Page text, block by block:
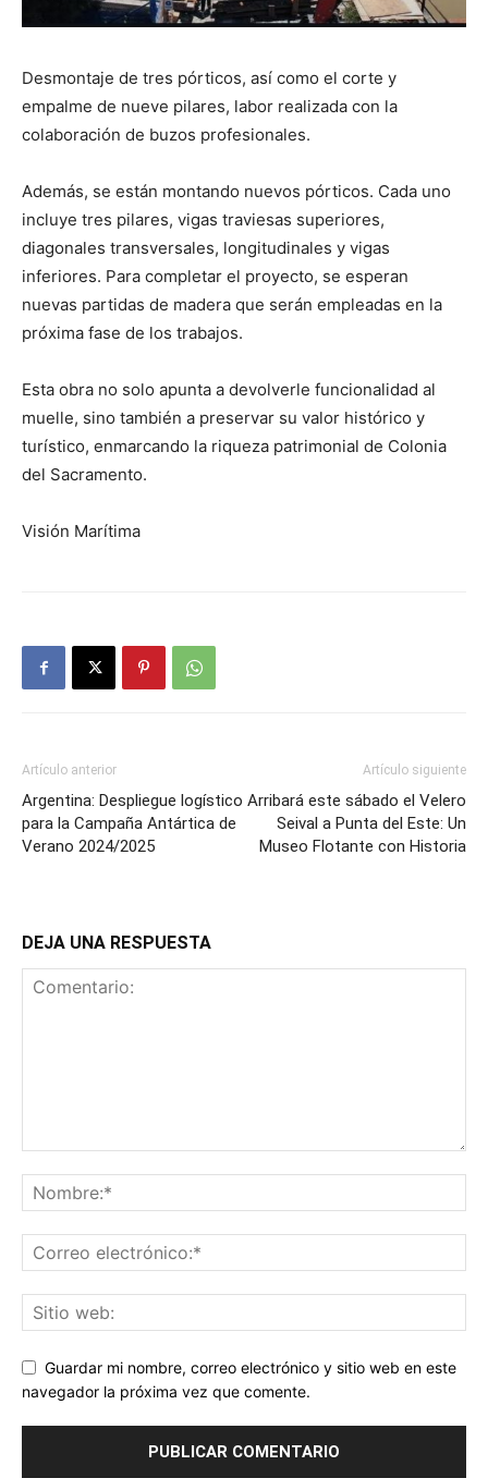
Desmontaje de tres pórticos, así como el corte y
empalme de nueve pilares, labor realizada con la
colaboración de buzos profesionales.
Además, se están montando nuevos pórticos. Cada uno
incluye tres pilares, vigas traviesas superiores,
diagonales transversales, longitudinales y vigas
inferiores. Para completar el proyecto, se esperan
nuevas partidas de madera que serán empleadas en la
próxima fase de los trabajos.
Esta obra no solo apunta a devolverle funcionalidad al
muelle, sino también a preservar su valor histórico y
turístico, enmarcando la riqueza patrimonial de Colonia
del Sacramento.
Visión Marítima
Artículo anterior
Argentina: Despliegue logístico
para la Campaña Antártica de
Verano 2024/2025
Artículo siguiente
Arribará este sábado el Velero
Seival a Punta del Este: Un
Museo Flotante con Historia
DEJA UNA RESPUESTA
Guardar mi nombre, correo electrónico y sitio web en este
navegador la próxima vez que comente.